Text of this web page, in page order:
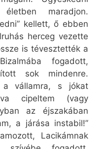
maradjon.
kellett, ő ebben
herceg vezette
is tévesztették a
fogadott,
sok mindenre.
a vállamra, s jókat
cipeltem (vagy
az éjszakában
a járása instabil!”
Lacikámnak